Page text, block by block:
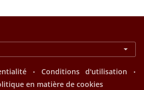
. Conditions d'utilisation .
en matière de cookies